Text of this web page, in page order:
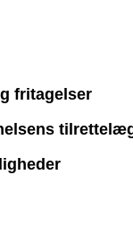
fritagelser